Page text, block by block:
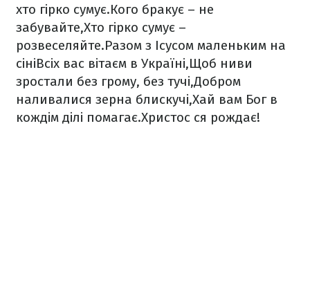
хто гірко сумує.Кого бракує – не
забувайте,Хто гірко сумує –
розвеселяйте.Разом з Ісусом маленьким на
сініВсіх вас вітаєм в Україні,Щоб ниви
зростали без грому, без тучі,Добром
наливалися зерна блискучі,Хай вам Бог в
кождім ділі помагає.Христос ся рождає!